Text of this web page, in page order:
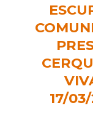
17/